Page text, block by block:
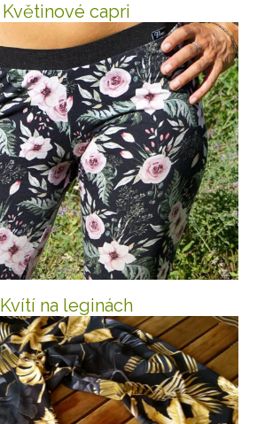
Květinové capri
Kvítí na leginách